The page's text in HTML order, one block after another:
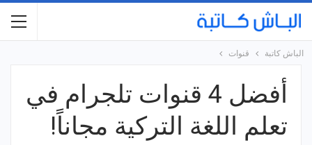
الباش كاتبة قنوات
أفضل 4 قنوات تلجرام في
تعلم اللغة التركية مجاناً!